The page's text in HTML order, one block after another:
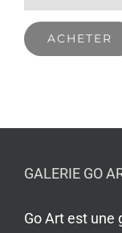
GALERIE GO
Go Art est une